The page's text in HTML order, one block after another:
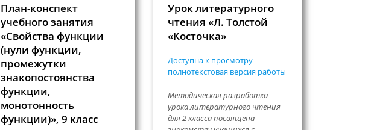
План-конспект
учебного занятия
«Свойства функции
(нули функции,
промежутки
знакопостоянства
функции,
монотонность
функции)», 9 класс
Урок литературного
чтения «Л. Толстой
«Косточка»
Доступна к просмотру
полнотекстовая версия работы
Методическая разработка
урока литературного чтения
для 2 класса посвящена